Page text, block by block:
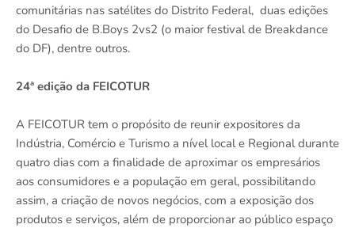
comunitárias nas satélites do Distrito Federal, duas edições
do Desafio de B.Boys 2vs2 (o maior festival de Breakdance
do DF), dentre outros.
24ª edição da FEICOTUR
A FEICOTUR tem o propósito de reunir expositores da
Indústria, Comércio e Turismo a nível local e Regional durante
quatro dias com a finalidade de aproximar os empresários
aos consumidores e a população em geral, possibilitando
assim, a criação de novos negócios, com a exposição dos
produtos e serviços, além de proporcionar ao público espaço